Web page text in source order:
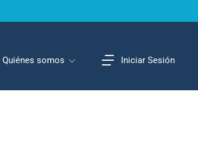
Quiénes somos Iniciar Sesión